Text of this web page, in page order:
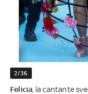
2/36
Felicia , la cantante